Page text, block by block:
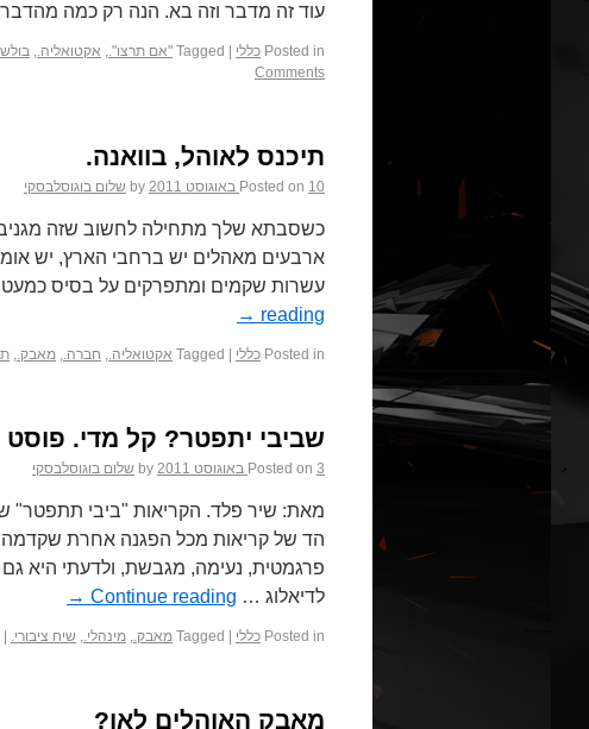
עוד זה מדבר וזה בא. הנה רק כמה
Posted in כללי Tagged "אם תרצו"., אקטואליה.,
Comments
תיכנס לאוהל, בוואנה.
Posted on 10 באוגוסט 2011 by שלום בוגוסלבסקי
כשסבתא שלך מתחילה לחשוב שזה מגניב,
ארבעים מאהלים יש ברחבי הארץ, יש
עשרות שקמים ומתפרקים על בסיס כמעט
reading
→
Posted in כללי Tagged אקטואליה., חברה., מאבק.,
שביבי יתפטר? קל מדי. פוסט
Posted on 3 באוגוסט 2011 by שלום בוגוסלבסקי
מאת: שיר פלד. הקריאות "ביבי תתפטר"
הד של קריאות מכל הפגנה אחרת
פרגמטית, נעימה, מגבשת, ולדעתי היא
לדיאלוג … Continue reading
→
Posted in כללי Tagged מאבק., מינהלי., שיח ציבורי.
מאבק האוהלים לאן?